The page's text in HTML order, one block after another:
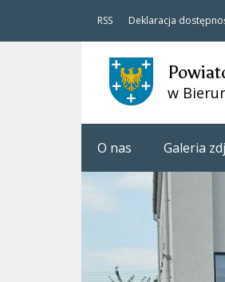
RSS Deklaracja
w
O nas Galeria